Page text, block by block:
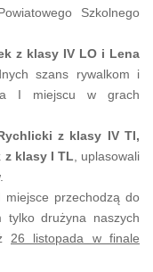
Szkolnego
z klasy IV LO i Lena
szans rywalkom i
I miejscu w grach
z klasy IV TI,
z klasy I TL , uplasowali
miejsce przechodzą do
tylko drużyna naszych
26 listopada w finale